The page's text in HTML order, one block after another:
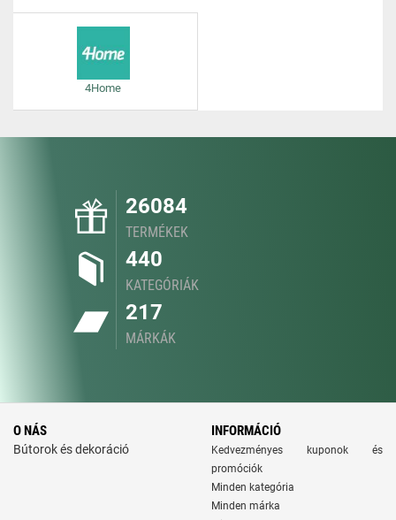
4Home
26084
TERMÉKEK
440
KATEGÓRIÁK
217
MÁRKÁK
O NÁS
Bútorok és dekoráció
INFORMÁCIÓ
Kedvezményes kuponok és
promóciók
Minden kategória
Minden márka